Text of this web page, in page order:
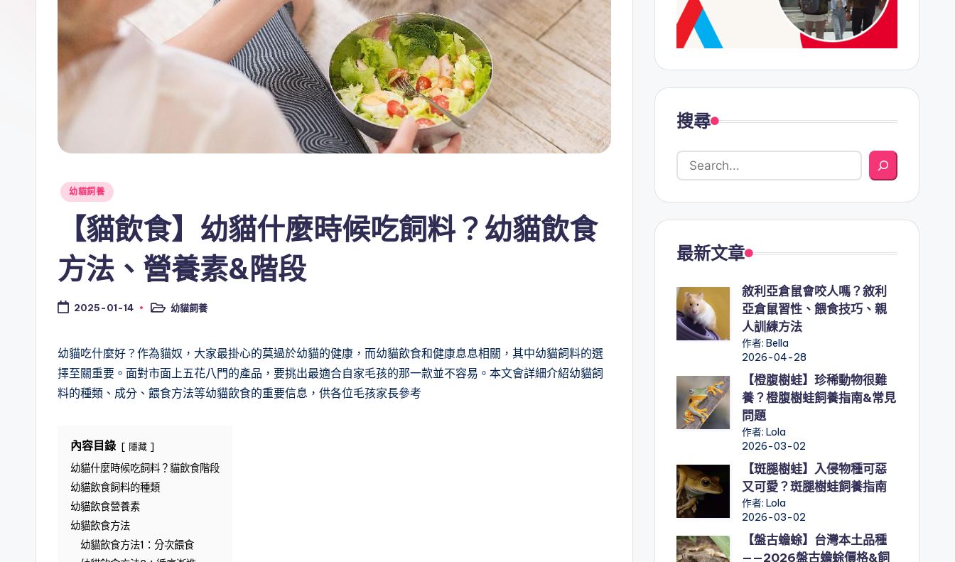
Posted
幼貓飼養
【貓飲食】幼貓什麼時候吃飼料？幼貓飲食
方法、營養素&階段
2025-01-14
Posted幼貓飼養
幼貓吃什麼好？作為貓奴，大家最掛心的莫過於幼貓的健康，而幼貓飲食和健康息息相關，其中幼貓飼料的選
擇至關重要。面對市面上五花八門的產品，要挑出最適合自家毛孩的那一款並不容易。本文會詳細介紹幼貓飼
料的種類、成分、餵食方法等幼貓飲食的重要信息，供各位毛孩家長參考
內容目錄 隱藏
幼貓什麼時候吃飼料？貓飲食階段
幼貓飲食飼料的種類
幼貓飲食營養素
幼貓飲食方法
幼貓飲食方法1：分次餵食
搜尋
最新文章
敘利亞倉鼠會咬人嗎？敘利
亞倉鼠習性、餵食技巧、親
人訓練方法
作者: Bella
2026-04-28
【橙腹樹蛙】珍稀動物很難
養？橙腹樹蛙飼養指南&常見
問題
作者: Lola
2026-03-02
【斑腿樹蛙】入侵物種可惡
又可愛？斑腿樹蛙飼養指南
作者: Lola
2026-03-02
【盤古蟾蜍】台灣本土品種
——2026盤古蟾蜍價格&飼